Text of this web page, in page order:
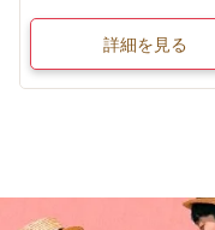
詳細を見る